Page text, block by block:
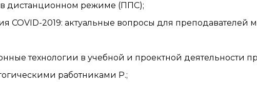
дистанционном режиме (ППС);
COVID-2019: актуальные вопросы для
технологии в учебной и проектной деятельности
работниками Р.;